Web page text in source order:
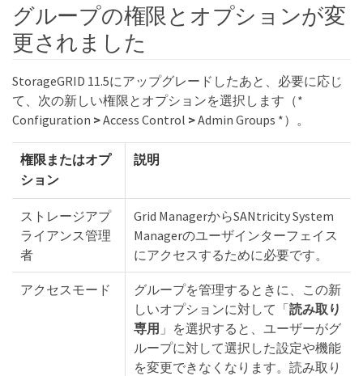
グループの権限とオプションが変
更されました
StorageGRID 11.5にアップグレードしたあと、必要に応じ
て、次の新しい権限とオプションを選択します（*
Configuration >Access Control >Admin Groups *）。
権限またはオプ
ション
説明
ストレージアプ
ライアンス管理
者
Grid ManagerからSANtricity System
Managerのユーザインターフェイス
にアクセスするために必要です。
アクセスモード
グループを管理するときに、この新
しいオプションに対して「読み取り
専用 」を選択すると、ユーザーがグ
ループに対して選択した設定や機能
を変更できなくなります。読み取り